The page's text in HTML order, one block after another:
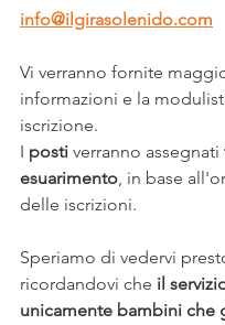
info@ilgirasolenido.com
Vi verranno fornite
informazioni e la
iscrizione.
I posti verranno assegnati
esuarimento, in base
delle iscrizioni.
Speriamo di vedervi
ricordandovi che il
unicamente bambini che